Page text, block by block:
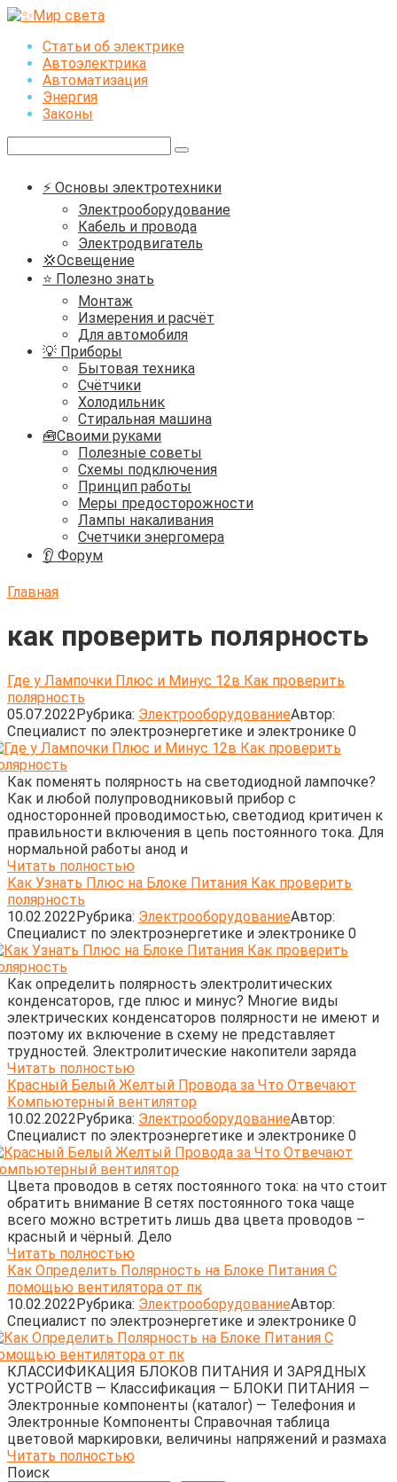
Перейти
контентуСтатьи об электрике
Автоэлектрика
Автоматизация
Энергия
Законы
⚡ Основы электротехники
Электрооборудование
Кабель и провода
Электродвигатель
💢Освещение
⭐ Полезно знать
Монтаж
Измерения и расчёт
Для автомобиля
💡 Приборы
Бытовая техника
Счётчики
Холодильник
Стиральная машина
🧰Своими руками
Полезные советы
Схемы подключения
Принцип работы
Меры предосторожности
Лампы накаливания
Счетчики энергомера
👂 Форум
Главная
как проверить полярность
Где у Лампочки Плюс и Минус 12в Как проверить
полярность
05.07.2022Рубрика: ЭлектрооборудованиеАвтор:
Cпециалист по электроэнергетике и электронике 0
Как поменять полярность на светодиодной лампочке?
Как и любой полупроводниковый прибор с
односторонней проводимостью, светодиод критичен к
правильности включения в цепь постоянного тока. Для
нормальной работы анод и
Читать полностью
Как Узнать Плюс на Блоке Питания Как проверить
полярность
10.02.2022Рубрика: ЭлектрооборудованиеАвтор:
Cпециалист по электроэнергетике и электронике 0
Как определить полярность электролитических
конденсаторов, где плюс и минус? Многие виды
электрических конденсаторов полярности не имеют и
поэтому их включение в схему не представляет
трудностей. Электролитические накопители заряда
Читать полностью
Красный Белый Желтый Провода за Что Отвечают
Компьютерный вентилятор
10.02.2022Рубрика: ЭлектрооборудованиеАвтор:
Cпециалист по электроэнергетике и электронике 0
Цвета проводов в сетях постоянного тока: на что стоит
обратить внимание В сетях постоянного тока чаще
всего можно встретить лишь два цвета проводов –
красный и чёрный. Дело
Читать полностью
Как Определить Полярность на Блоке Питания С
помощью вентилятора от пк
10.02.2022Рубрика: ЭлектрооборудованиеАвтор:
Cпециалист по электроэнергетике и электронике 0
КЛАССИФИКАЦИЯ БЛОКОВ ПИТАНИЯ И ЗАРЯДНЫХ
УСТРОЙСТВ — Классификация — БЛОКИ ПИТАНИЯ —
Электронные компоненты (каталог) — Телефония и
Электронные Компоненты Справочная таблица
цветовой маркировки, величины напряжений и размаха
Читать полностью
Поиск